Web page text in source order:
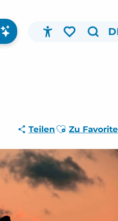
Teilen Ajouter aux
Zu